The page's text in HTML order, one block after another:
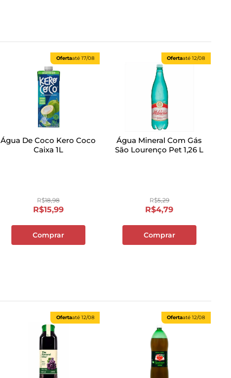
Ofertaaté 17/08
Água De Coco Kero Coco
Caixa 1L
R$18,98
R$15,99
Comprar
Ofertaaté12/08
Água Mineral Com Gás
São Lourenço Pet 1,26 L
R$5,29
R$4,79
Comprar
Ofertaaté 12/08 Ofertaaté12/08